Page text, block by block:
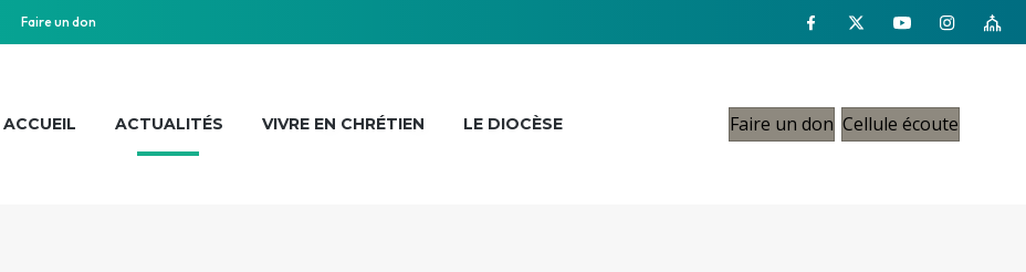
Faire un don
ACCUEIL ACTUALITÉS VIVRE EN CHRÉTIEN LE DIOCÈSE Faire un don Cellule écoute